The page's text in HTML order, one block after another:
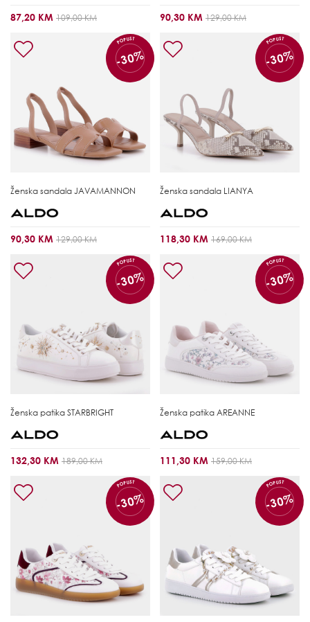
87,20 KM 109,00 KM 90,30 KM 129,00 KM
POPUST
-30%
Ženska sandala JAVAMANNON
90,30 KM 129,00 KM
POPUST
-30%
Ženska sandala LIANYA
118,30 KM 169,00 KM
POPUST
-30%
Ženska patika STARBRIGHT
132,30 KM 189,00 KM
POPUST
-30%
Ženska patika AREANNE
111,30 KM 159,00 KM
POPUST
-30%
POPUST
-30%